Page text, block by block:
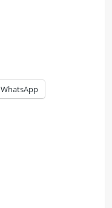
WhatsApp